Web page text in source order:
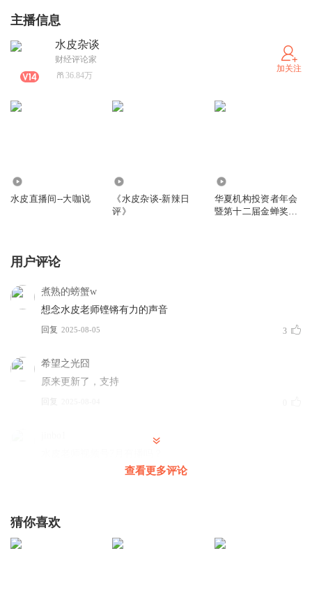
主播信息
水皮杂谈
财经评论家
36.84万
加关注
水皮直播间--大咖说
《水皮杂谈-新辣日
评》
华夏机构投资者年会
暨第十二届金蝉奖颁
用户评论
煮熟的螃蟹w
想念水皮老师铿锵有力的声音
回复 2025-08-05 3
希望之光囧
原来更新了，支持
回复
查看更多评论
猜你喜欢